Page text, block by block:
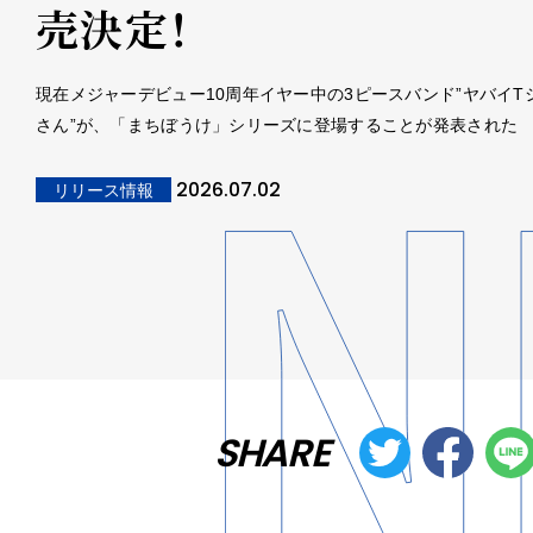
売決定！
現在メジャーデビュー10周年イヤー中の3ピースバンド”ヤバイT
さん”が、「まちぼうけ」シリーズに登場することが発表された
リリース情報 2026.07.02
SHARE